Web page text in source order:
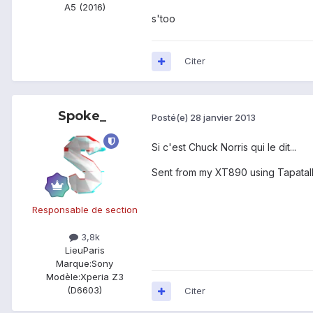
A5 (2016)
s'too
Citer
Spoke_
Responsable de section
3,8k
LieuParis
Marque:Sony
Modèle:Xperia Z3
(D6603)
Posté(e) 28 janvier 2013
Si c'est Chuck Norris qui le dit...
Sent from my XT890 using
Citer